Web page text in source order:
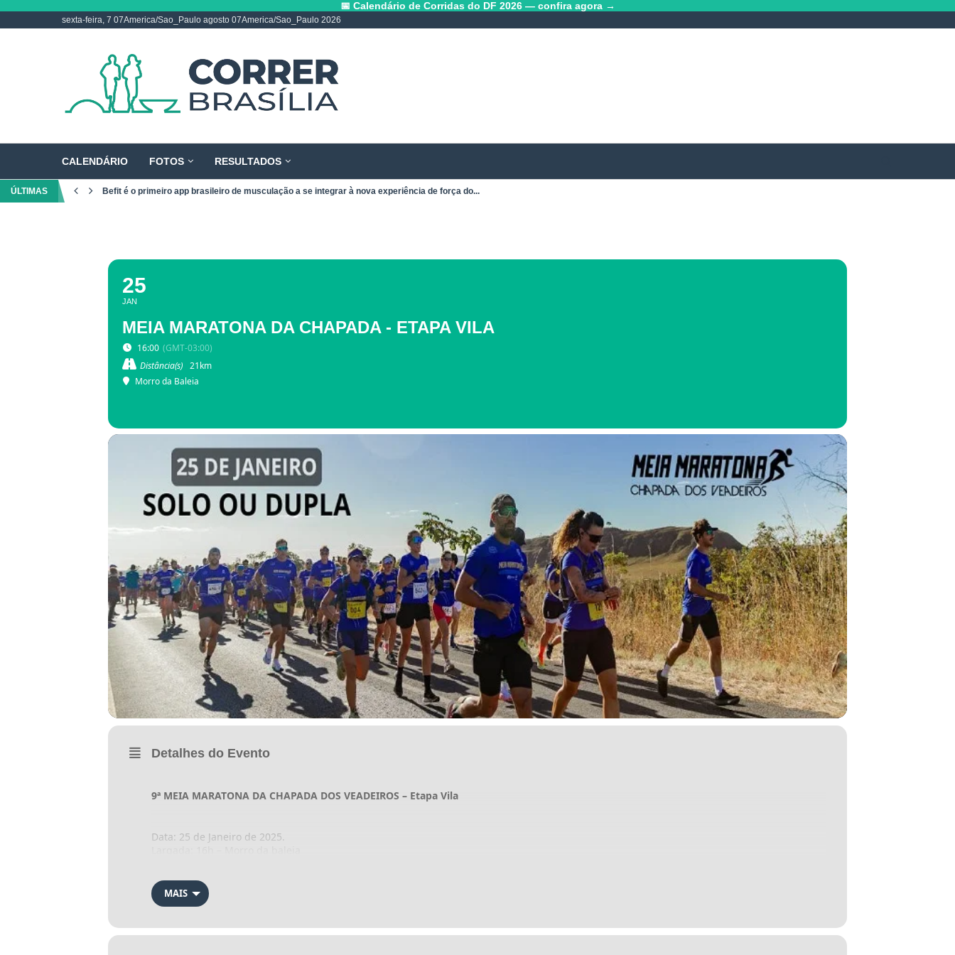
📅 Calendário de Corridas do DF 2026 — confira agora →
sexta-feira, 7 07America/Sao_Paulo agosto 07America/Sao_Paulo 2026
CALENDÁRIO FOTOS RESULTADOS
ÚLTIMAS Befit é o primeiro app brasileiro de musculação a se integrar à nova experiência de força do...
25
JAN
MEIA MARATONA DA CHAPADA - ETAPA VILA
16:00 (GMT-03:00)
Distância(s) 21km
Morro da Baleia
Detalhes do Evento
9ª MEIA MARATONA DA CHAPADA DOS VEADEIROS – Etapa Vila
Data: 25 de Janeiro de 2025.
VAGAS LIMITADAS – GARANTA A SUA
MAIS